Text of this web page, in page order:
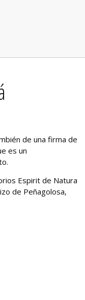
de una firma de
es un
Espirit de Natura
de Peñagolosa,